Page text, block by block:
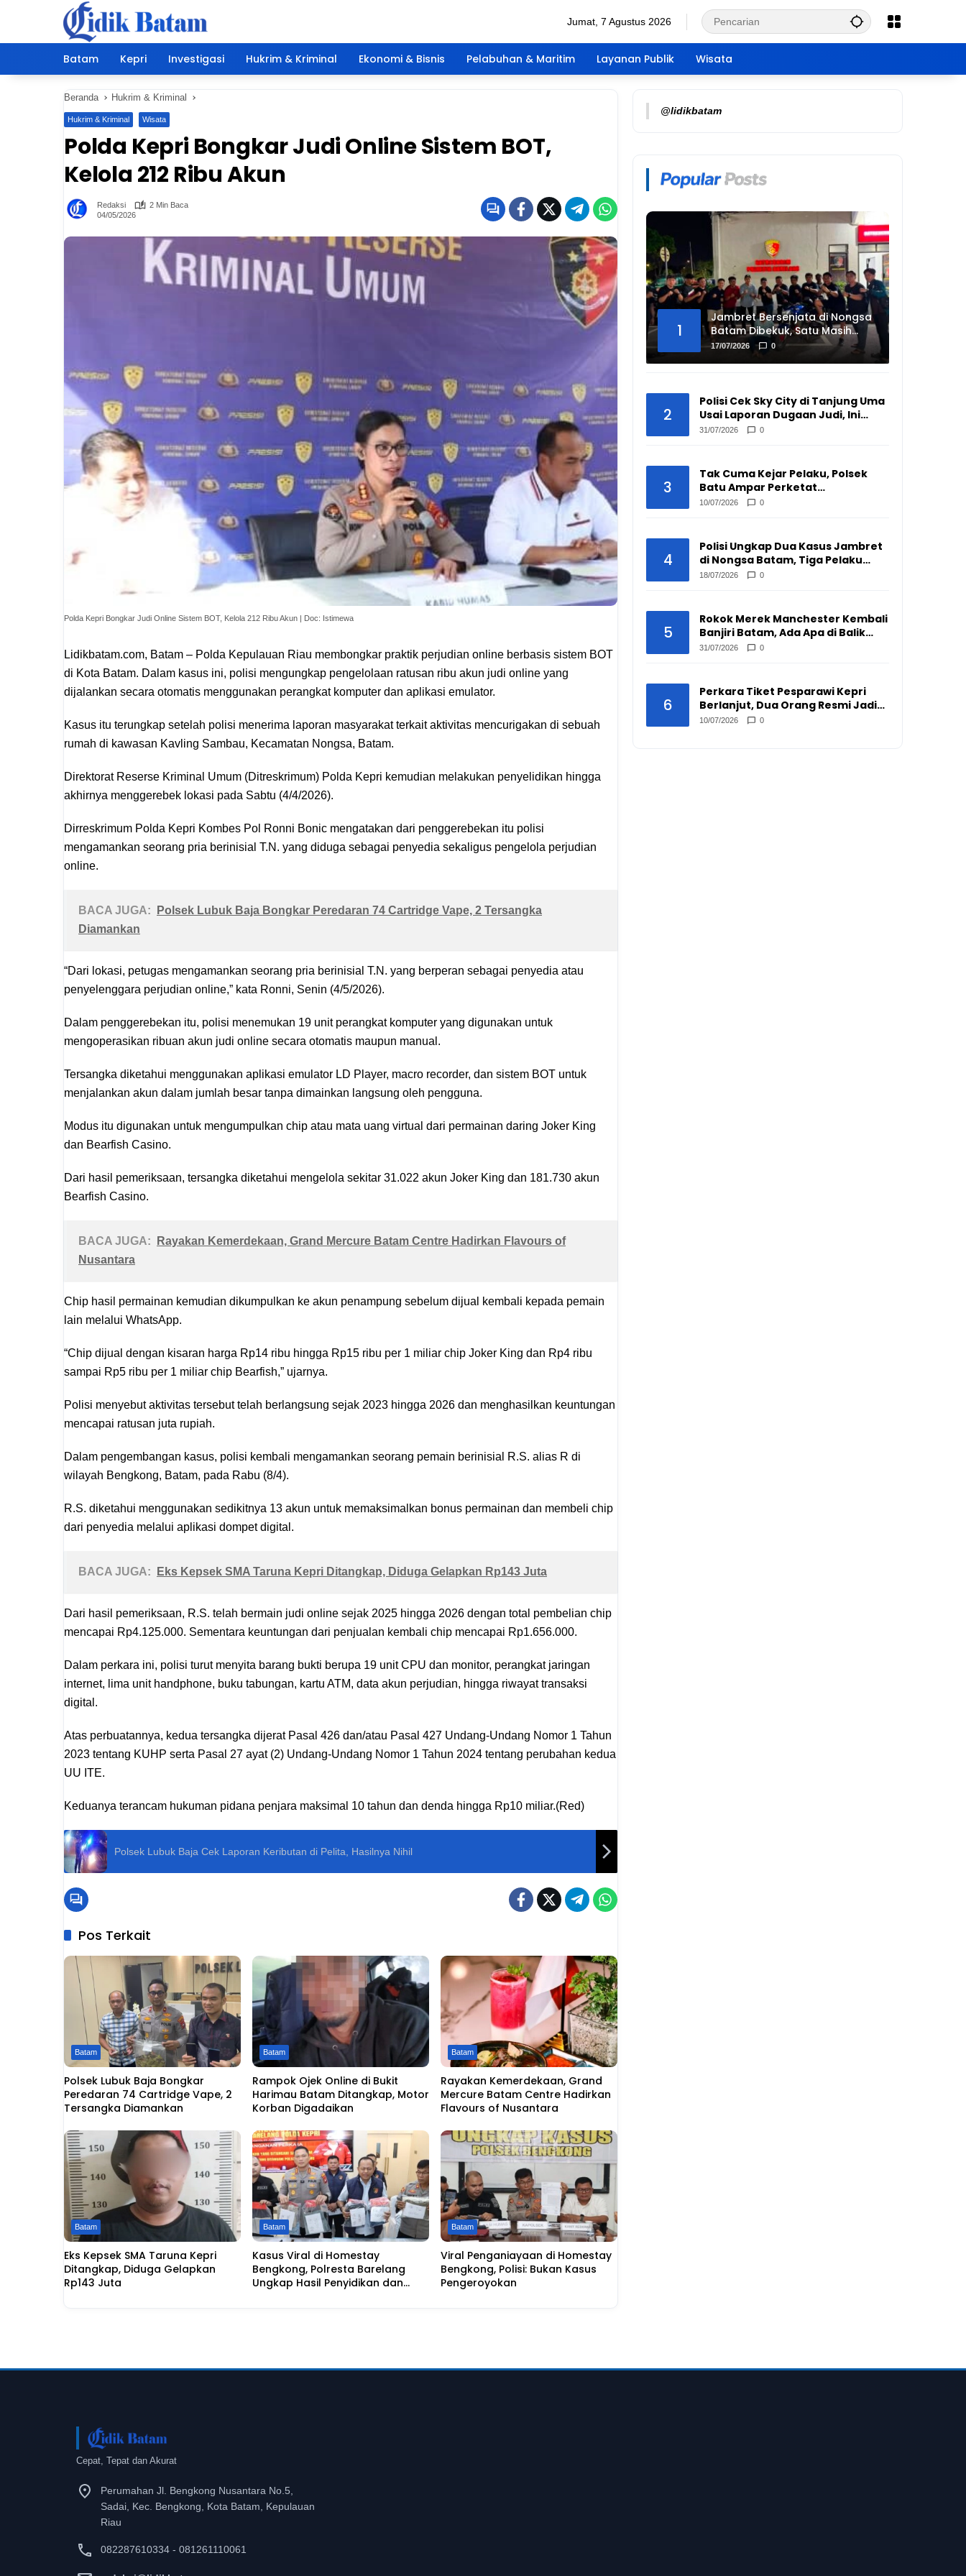
Jumat, 7 Agustus 2026
Batam Kepri Investigasi Hukrim & Kriminal Ekonomi & Bisnis Pelabuhan & Maritim Layanan Publik Wisata
Beranda Hukrim & Kriminal
Hukrim & Kriminal Wisata
Polda Kepri Bongkar Judi Online Sistem BOT,
Kelola 212 Ribu Akun
Redaksi
2 Min Baca
04/05/2026
Polda Kepri Bongkar Judi Online Sistem BOT, Kelola 212 Ribu Akun | Doc: Istimewa
Lidikbatam.com, Batam – Polda Kepulauan Riau membongkar praktik perjudian online berbasis sistem BOT
di Kota Batam. Dalam kasus ini, polisi mengungkap pengelolaan ratusan ribu akun judi online yang
dijalankan secara otomatis menggunakan perangkat komputer dan aplikasi emulator.
Kasus itu terungkap setelah polisi menerima laporan masyarakat terkait aktivitas mencurigakan di sebuah
rumah di kawasan Kavling Sambau, Kecamatan Nongsa, Batam.
Direktorat Reserse Kriminal Umum (Ditreskrimum) Polda Kepri kemudian melakukan penyelidikan hingga
akhirnya menggerebek lokasi pada Sabtu (4/4/2026).
Dirreskrimum Polda Kepri Kombes Pol Ronni Bonic mengatakan dari penggerebekan itu polisi
mengamankan seorang pria berinisial T.N. yang diduga sebagai penyedia sekaligus pengelola perjudian
online.
BACA JUGA:
Polsek Lubuk Baja Bongkar Peredaran 74 Cartridge Vape, 2 Tersangka
Diamankan
“Dari lokasi, petugas mengamankan seorang pria berinisial T.N. yang berperan sebagai penyedia atau
penyelenggara perjudian online,” kata Ronni, Senin (4/5/2026).
Dalam penggerebekan itu, polisi menemukan 19 unit perangkat komputer yang digunakan untuk
mengoperasikan ribuan akun judi online secara otomatis maupun manual.
Tersangka diketahui menggunakan aplikasi emulator LD Player, macro recorder, dan sistem BOT untuk
menjalankan akun dalam jumlah besar tanpa dimainkan langsung oleh pengguna.
Modus itu digunakan untuk mengumpulkan chip atau mata uang virtual dari permainan daring Joker King
dan Bearfish Casino.
Dari hasil pemeriksaan, tersangka diketahui mengelola sekitar 31.022 akun Joker King dan 181.730 akun
Bearfish Casino.
BACA JUGA:
Rayakan Kemerdekaan, Grand Mercure Batam Centre Hadirkan Flavours of
Nusantara
Chip hasil permainan kemudian dikumpulkan ke akun penampung sebelum dijual kembali kepada pemain
lain melalui WhatsApp.
“Chip dijual dengan kisaran harga Rp14 ribu hingga Rp15 ribu per 1 miliar chip Joker King dan Rp4 ribu
sampai Rp5 ribu per 1 miliar chip Bearfish,” ujarnya.
Polisi menyebut aktivitas tersebut telah berlangsung sejak 2023 hingga 2026 dan menghasilkan keuntungan
mencapai ratusan juta rupiah.
Dalam pengembangan kasus, polisi kembali mengamankan seorang pemain berinisial R.S. alias R di
wilayah Bengkong, Batam, pada Rabu (8/4).
R.S. diketahui menggunakan sedikitnya 13 akun untuk memaksimalkan bonus permainan dan membeli chip
dari penyedia melalui aplikasi dompet digital.
BACA JUGA: Eks Kepsek SMA Taruna Kepri Ditangkap, Diduga Gelapkan Rp143 Juta
Dari hasil pemeriksaan, R.S. telah bermain judi online sejak 2025 hingga 2026 dengan total pembelian chip
mencapai Rp4.125.000. Sementara keuntungan dari penjualan kembali chip mencapai Rp1.656.000.
Dalam perkara ini, polisi turut menyita barang bukti berupa 19 unit CPU dan monitor, perangkat jaringan
internet, lima unit handphone, buku tabungan, kartu ATM, data akun perjudian, hingga riwayat transaksi
digital.
Atas perbuatannya, kedua tersangka dijerat Pasal 426 dan/atau Pasal 427 Undang-Undang Nomor 1 Tahun
2023 tentang KUHP serta Pasal 27 ayat (2) Undang-Undang Nomor 1 Tahun 2024 tentang perubahan kedua
UU ITE.
Keduanya terancam hukuman pidana penjara maksimal 10 tahun dan denda hingga Rp10 miliar.(Red)
Polsek Lubuk Baja Cek Laporan Keributan di Pelita, Hasilnya Nihil
Pos Terkait
Batam
Polsek Lubuk Baja Bongkar
Peredaran 74 Cartridge Vape, 2
Tersangka Diamankan
Batam
Rampok Ojek Online di Bukit
Harimau Batam Ditangkap, Motor
Korban Digadaikan
Batam
Rayakan Kemerdekaan, Grand
Mercure Batam Centre Hadirkan
Flavours of Nusantara
Batam
Eks Kepsek SMA Taruna Kepri
Ditangkap, Diduga Gelapkan
Rp143 Juta
Batam
Kasus Viral di Homestay
Bengkong, Polresta Barelang
Ungkap Hasil Penyidikan dan
Batam
Viral Penganiayaan di Homestay
Bengkong, Polisi: Bukan Kasus
Pengeroyokan
@lidikbatam
1
Jambret Bersenjata di Nongsa
Batam Dibekuk, Satu Masih
Buron
17/07/2026 0
2
Polisi Cek Sky City di Tanjung Uma
Usai Laporan Dugaan Judi, Ini
Hasilnya
31/07/2026 0
3
Tak Cuma Kejar Pelaku, Polsek
Batu Ampar Perketat
Pengawasan Pengepul Barang
10/07/2026 0
4
Polisi Ungkap Dua Kasus Jambret
di Nongsa Batam, Tiga Pelaku
Disikat
18/07/2026 0
5
Rokok Merek Manchester Kembali
Banjiri Batam, Ada Apa di Balik
Peredarannya?
31/07/2026 0
6
Perkara Tiket Pesparawi Kepri
Berlanjut, Dua Orang Resmi Jadi
Tersangka
10/07/2026 0
Cepat, Tepat dan Akurat
Perumahan Jl. Bengkong Nusantara No.5,
Sadai, Kec. Bengkong, Kota Batam, Kepulauan
Riau
082287610334 - 081261110061